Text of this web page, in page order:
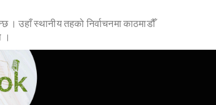
उहाँ स्थानीय तहको निर्वाचनमा काठमाडौँ
।